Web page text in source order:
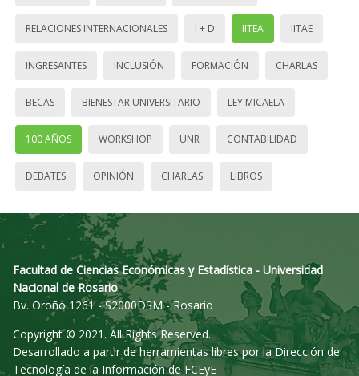
RELACIONES INTERNACIONALES I + D IITEA IITAE
INGRESANTES INCLUSIÓN FORMACIÓN CHARLAS
BECAS BIENESTAR UNIVERSITARIO LEY MICAELA
100 AÑOS WORKSHOP UNR CONTABILIDAD
DEBATES OPINIÓN CHARLAS LIBROS
Facultad de Ciencias Económicas y Estadística - Universidad
Nacional de Rosario
Bv. Oroño 1261 - S2000DSM - Rosario
Copyright © 2021. All Rights Reserved.
Desarrollado a partir de herramientas libres por la Dirección de
Tecnología de la Información de FCEyE